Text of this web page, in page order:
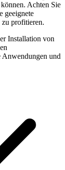
Achten Sie
geeignete
profitieren.
Installation von
Anwendungen und